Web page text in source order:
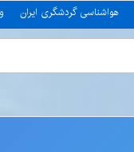
هواشناسی گردشگری ایران